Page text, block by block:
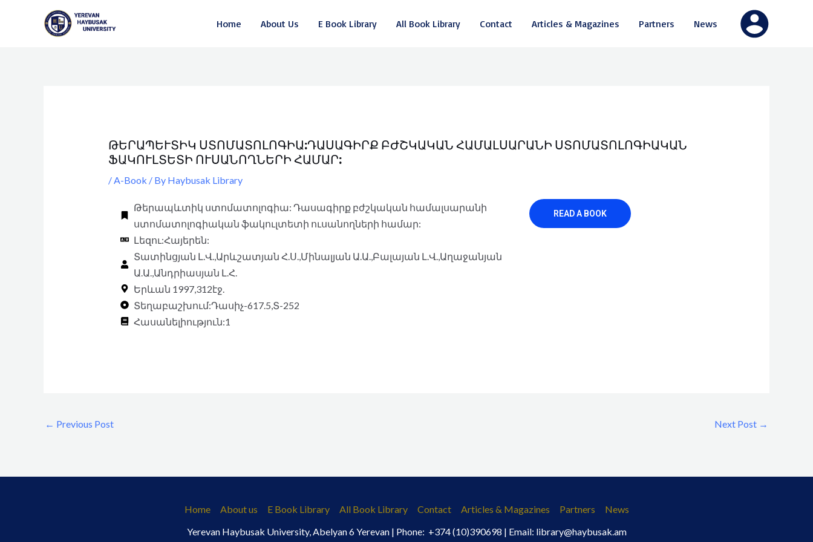
Home About Us E Book Library All Book Library Contact Articles & Magazines Partners News
ԹԵՐԱՊԵՒՏԻԿ ՍՏՈՄԱՏՈԼՈԳԻԱ:ԴԱՍԱԳԻՐՔ ԲԺՇԿԱԿԱՆ ՀԱՄԱԼՍԱՐԱՆԻ ՍՏՈՄԱՏՈԼՈԳԻԱԿԱՆ Ֆ
ԱԿՈՒԼՏԵՏԻ ՈՒՍԱՆՈՂՆԵՐԻ ՀԱՄԱՐ:
/A-Book / By Haybusak Library
Թերապևտիկ ստոմատոլոգիա: Դասագիրք բժշկական համալսարանի
ստոմատոլոգիական ֆակուլտետի ուսանողների համար:
Լեզու:Հայերեն:
Տատինցյան Լ.Վ.,Արևշատյան Հ.Ս.,Մինալյան Ա.Ա.,Բալայան Լ.Վ.,Աղաջանյան
Ա.Ա.,Անդրիասյան Լ.Հ.
Երևան 1997,312էջ.
Տեղաբաշխում:Դասիչ-617.5,Տ-252
Հասանելիություն:1
READ A BOOK
Post
navigation
← Previous Post Next Post →
Home About us E Book Library All Book Library Contact Articles & Magazines Partners
News
Yerevan Haybusak University, Abelyan 6 Yerevan | Phone: +374 (10)390698 | Email: library@haybusak.am